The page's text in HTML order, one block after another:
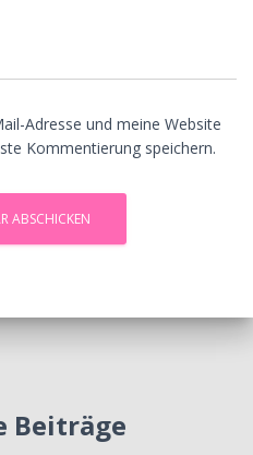
Adresse und meine Website
Kommentierung speichern.
Beiträge